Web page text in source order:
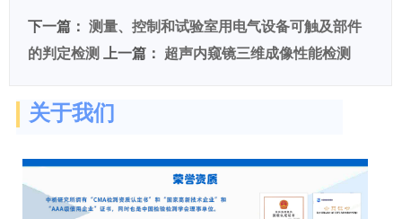
下一篇： 测量、控制和试验室用电气设备可触及部件
的判定检测
上一篇： 超声内窥镜三维成像性能检测
关于我们